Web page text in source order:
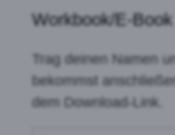
Workbook/E-
Trag deinen Namen
bekommst
dem Download-Link.